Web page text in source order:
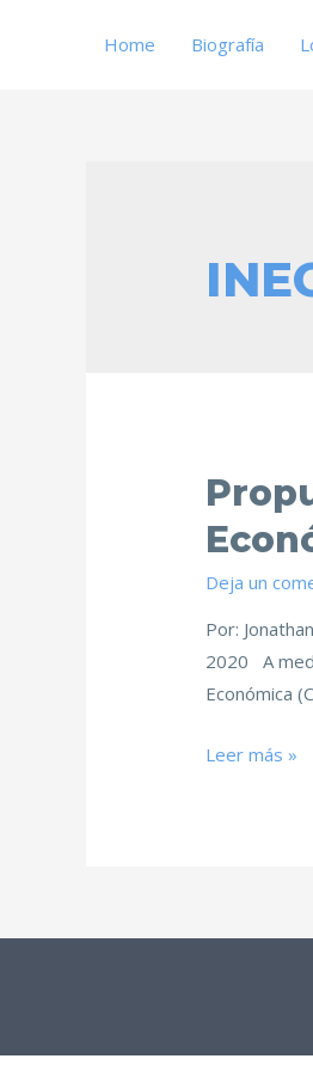
Home Biografía
Deja un
Por:
2020 A
Económica
Leer más »